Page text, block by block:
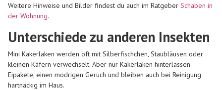
Weitere Hinweise und Bilder findest du auch im Ratgeber Schaben in
der Wohnung.
Unterschiede zu anderen Insekten
Mini Kakerlaken werden oft mit Silberfischchen, Staubläusen oder
kleinen Käfern verwechselt. Aber nur Kakerlaken hinterlassen
Eipakete, einen modrigen Geruch und bleiben auch bei Reinigung
hartnäckig im Haus.